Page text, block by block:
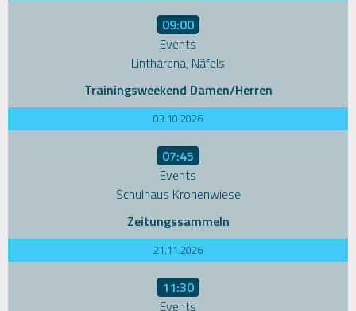
09:00
Events
Lintharena, Näfels
Trainingsweekend Damen/Herren
03.10.2026
07:45
Events
Schulhaus Kronenwiese
Zeitungssammeln
21.11.2026
11:30
Events